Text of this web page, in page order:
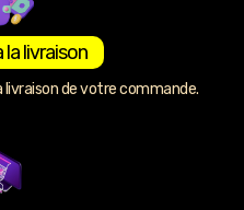
livraison
de votre commande.